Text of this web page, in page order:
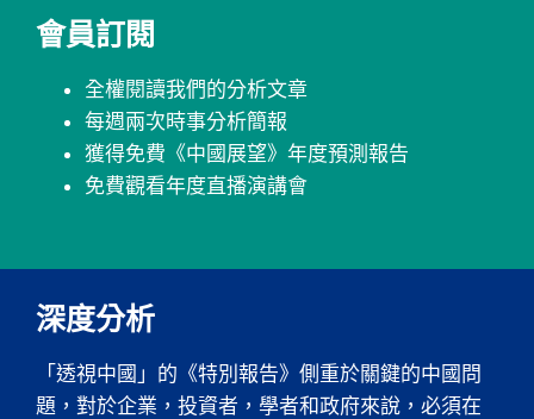
會員訂閱
全權閱讀我們的分析文章
每週兩次時事分析簡報
獲得免費《中國展望》年度預測報告
免費觀看年度直播演講會
深度分析
「透視中國」的《特別報告》側重於關鍵的中國問
題，對於企業，投資者，學者和政府來說，必須在